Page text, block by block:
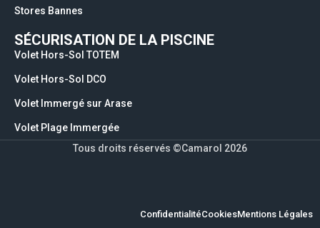
Stores Bannes
SÉCURISATION DE LA PISCINE
Volet Hors-Sol TOTEM
Volet Hors-Sol DCO
Volet Immergé sur Arase
Volet Plage Immergée
Tous droits réservés ©Camarol 2026
Mentions Légales
Cookies
Confidentialité